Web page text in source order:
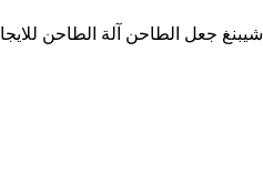
شنغهاي حديقة آلة الطاحن 2021 12 3 شيبنغ